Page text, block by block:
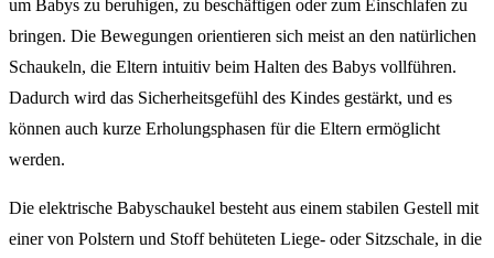
um Babys zu beruhigen, zu beschäftigen oder zum Einschlafen zu
bringen. Die Bewegungen orientieren sich meist an den natürlichen
Schaukeln, die Eltern intuitiv beim Halten des Babys vollführen.
Dadurch wird das Sicherheitsgefühl des Kindes gestärkt, und es
können auch kurze Erholungsphasen für die Eltern ermöglicht
werden.
Die elektrische Babyschaukel besteht aus einem stabilen Gestell mit
einer von Polstern und Stoff behüteten Liege- oder Sitzschale, in die